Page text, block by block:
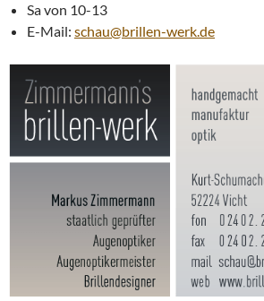
Sa von 10-13
E-Mail: schau@brillen-werk.de